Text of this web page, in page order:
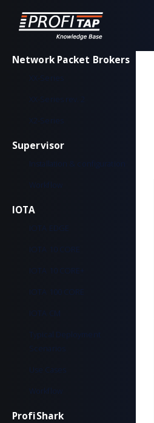
Network Packet Brokers
XX-Series
XX-Series rev. 2
X2-Series
Supervisor
Installation & configuration
Workflow
IOTA
IOTA EDGE
IOTA 10 CORE
IOTA 10 CORE+
IOTA 100 CORE
IOTA CM
Typical Deployment
Scenarios
Use Cases
Workflow
ProfiShark